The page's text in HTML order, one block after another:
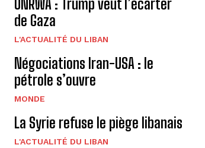
UNRWA : Trump veut l’écarter
de Gaza
L'ACTUALITÉ DU LIBAN
Négociations Iran-USA : le
pétrole s’ouvre
MONDE
La Syrie refuse le piège libanais
L'ACTUALITÉ DU LIBAN